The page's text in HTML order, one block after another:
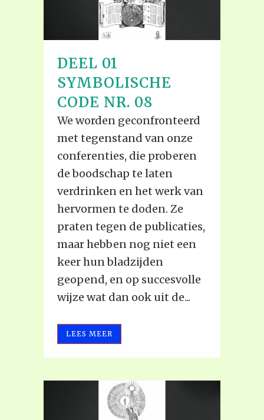
DEEL 01
SYMBOLISCHE
CODE NR. 08
We worden geconfronteerd
met tegenstand van onze
conferenties, die proberen
de boodschap te laten
verdrinken en het werk van
hervormen te doden. Ze
praten tegen de publicaties,
maar hebben nog niet een
keer hun bladzijden
geopend, en op succesvolle
wijze wat dan ook uit de...
LEES MEER